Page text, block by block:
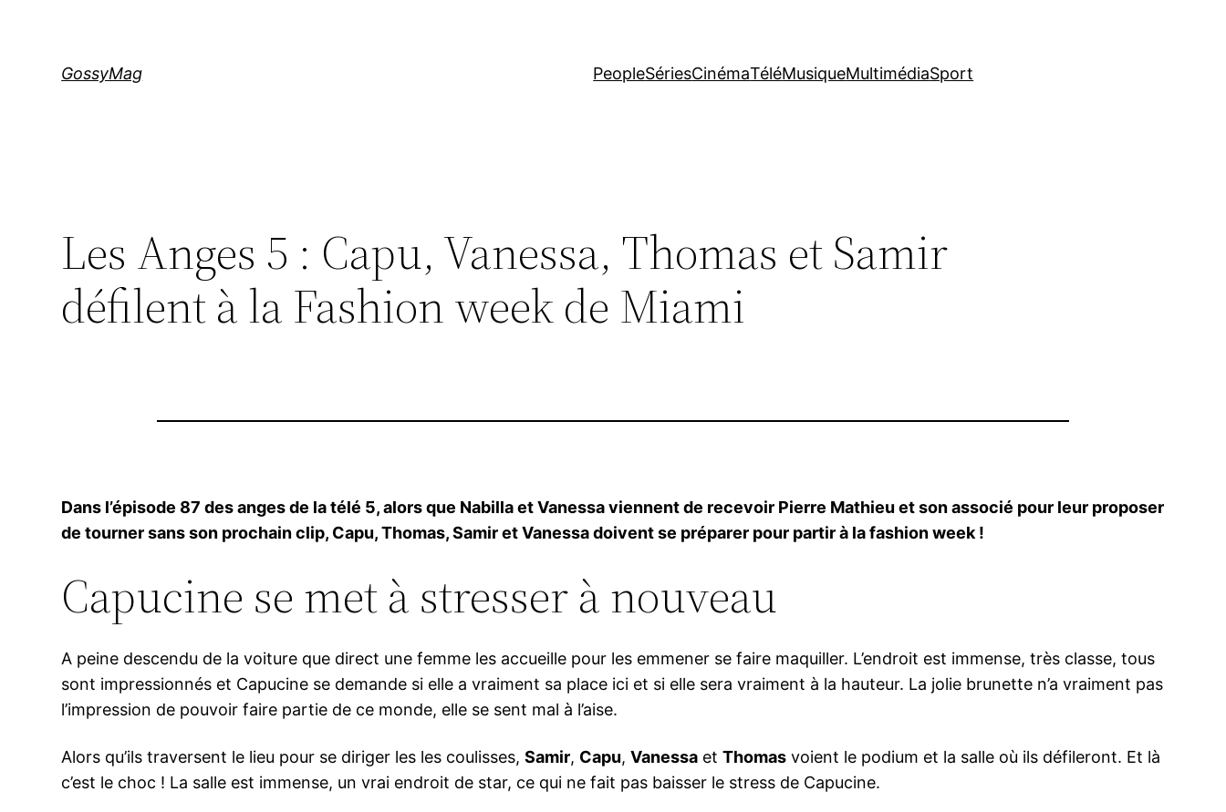
GossyMag PeopleSériesCinémaTéléMusiqueMultimédiaSport
Les Anges 5 : Capu, Vanessa, Thomas et Samir
défilent à la Fashion week de Miami
Dans l’épisode 87 des anges de la télé 5, alors que Nabilla et Vanessa viennent de recevoir Pierre Mathieu et son associé pour leur proposer
de tourner sans son prochain clip, Capu, Thomas, Samir et Vanessa doivent se préparer pour partir à la fashion week !
Capucine se met à stresser à nouveau
A peine descendu de la voiture que direct une femme les accueille pour les emmener se faire maquiller. L’endroit est immense, très classe, tous
sont impressionnés et Capucine se demande si elle a vraiment sa place ici et si elle sera vraiment à la hauteur. La jolie brunette n’a vraiment pas
l’impression de pouvoir faire partie de ce monde, elle se sent mal à l’aise.
Alors qu’ils traversent le lieu pour se diriger les les coulisses,Samir, Capu,Vanessa etThomas voient le podium et la salle où ils défileront. Et là
c’est le choc ! La salle est immense, un vrai endroit de star, ce qui ne fait pas baisser le stress de Capucine.